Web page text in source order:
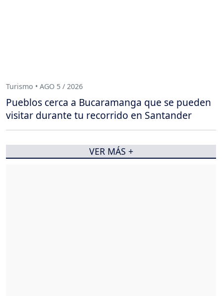
Turismo • AGO 5 / 2026
Pueblos cerca a Bucaramanga que se pueden
visitar durante tu recorrido en Santander
VER MÁS +